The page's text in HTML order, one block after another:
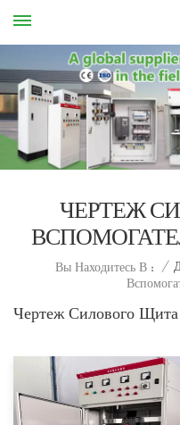
ЧЕРТЕЖ
Вы Находитесь В : /
Чертеж Силового